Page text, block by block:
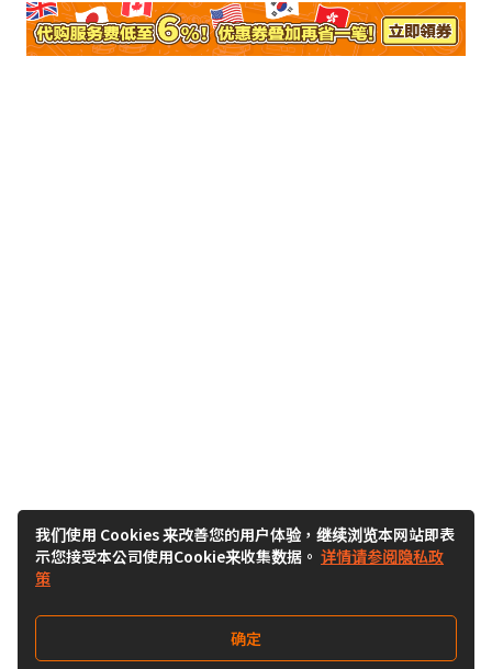
我们使用 Cookies 来改善您的用户体验，继续浏览本网站即表
示您接受本公司使用Cookie来收集数据。 详情请参阅隐私政
策
确定